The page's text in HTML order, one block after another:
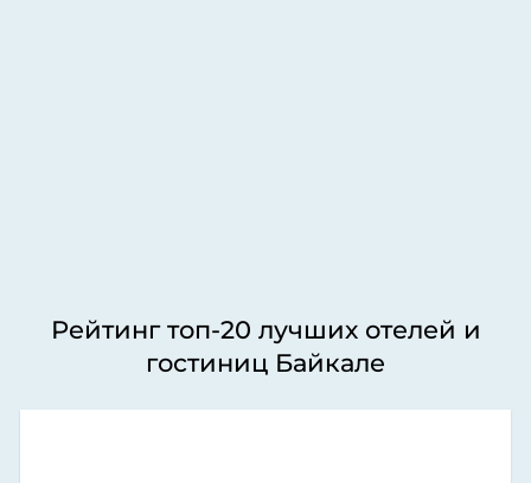
Рейтинг топ-20 лучших отелей и
гостиниц Байкале